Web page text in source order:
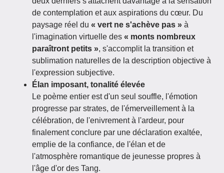
de contemplation et aux aspirations du cœur. Du
paysage réel du « vert ne s'achève pas » à
l'imagination virtuelle des « monts nombreux
paraîtront petits », s'accomplit la transition et
sublimation naturelles de la description objective à
l'expression subjective.
Élan imposant, tonalité élevée
Le poème entier est d'un seul souffle, l'émotion
progresse par strates, de l'émerveillement à la
célébration, de l'enivrement à l'ardeur, pour
finalement conclure par une déclaration exaltée,
emplie de la confiance, de l'élan et de
l'atmosphère romantique de jeunesse propres à
l'âge d'or des Tang.